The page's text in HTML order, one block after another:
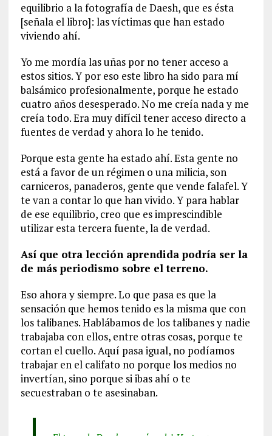
equilibrio a la fotografía de Daesh, que es ésta
[señala el libro]: las víctimas que han estado
viviendo ahí.
Yo me mordía las uñas por no tener acceso a
estos sitios. Y por eso este libro ha sido para mí
balsámico profesionalmente, porque he estado
cuatro años desesperado. No me creía nada y me
creía todo. Era muy difícil tener acceso directo a
fuentes de verdad y ahora lo he tenido.
Porque esta gente ha estado ahí. Esta gente no
está a favor de un régimen o una milicia, son
carniceros, panaderos, gente que vende falafel. Y
te van a contar lo que han vivido. Y para hablar
de ese equilibrio, creo que es imprescindible
utilizar esta tercera fuente, la de verdad.
Así que otra lección aprendida podría ser la
de más periodismo sobre el terreno.
Eso ahora y siempre. Lo que pasa es que la
sensación que hemos tenido es la misma que con
los talibanes. Hablábamos de los talibanes y nadie
trabajaba con ellos, entre otras cosas, porque te
cortan el cuello. Aquí pasa igual, no podíamos
trabajar en el califato no porque los medios no
invertían, sino porque si ibas ahí o te
secuestraban o te asesinaban.